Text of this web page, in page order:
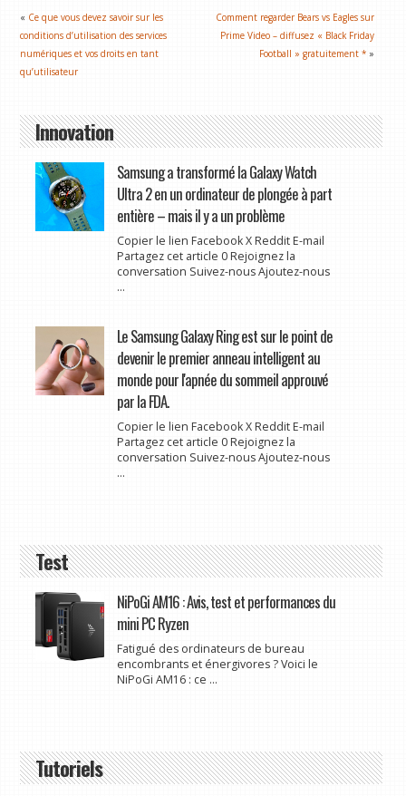
« Ce que vous devez savoir sur les
conditions d’utilisation des services
numériques et vos droits en tant
qu’utilisateur
Comment regarder Bears vs Eagles sur
Prime Video – diffusez « Black Friday
Football » gratuitement * »
Innovation
Samsung a transformé la Galaxy Watch
Ultra 2 en un ordinateur de plongée à part
entière – mais il y a un problème
Copier le lien Facebook X Reddit E-mail
Partagez cet article 0 Rejoignez la
conversation Suivez-nous Ajoutez-nous
...
Le Samsung Galaxy Ring est sur le point de
devenir le premier anneau intelligent au
monde pour l'apnée du sommeil approuvé
par la FDA.
Copier le lien Facebook X Reddit E-mail
Partagez cet article 0 Rejoignez la
conversation Suivez-nous Ajoutez-nous
...
Test
NiPoGi AM16 : Avis, test et performances du
mini PC Ryzen
Fatigué des ordinateurs de bureau
encombrants et énergivores ? Voici le
NiPoGi AM16 : ce ...
Tutoriels